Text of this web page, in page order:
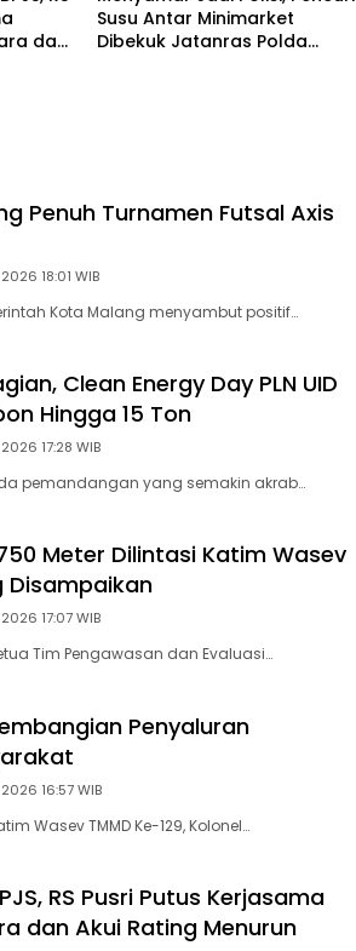
dan
Susu Antar Minimarket
Dibekuk Jatanras Polda
Penuh Turnamen Futsal Axis
18:01 WIB
Kota Malang menyambut positif…
Clean Energy Day PLN UID
Hingga 15 Ton
17:28 WIB
Ada pemandangan yang semakin akrab…
Meter Dilintasi Katim Wasev
Disampaikan
17:07 WIB
Ketua Tim Pengawasan dan Evaluasi…
Penyaluran
16:57 WIB
Wasev TMMD Ke-129, Kolonel…
RS Pusri Putus Kerjasama
dan Akui Rating Menurun